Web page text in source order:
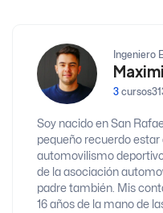
Ingeniero
3 cursos
Soy nacido en San
pequeño recuerdo estar
automovilismo
de la asociación
padre también. Mis
16 años de la mano de